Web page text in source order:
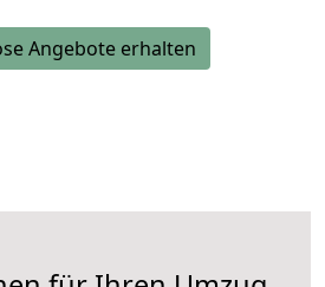
Angebote erhalten